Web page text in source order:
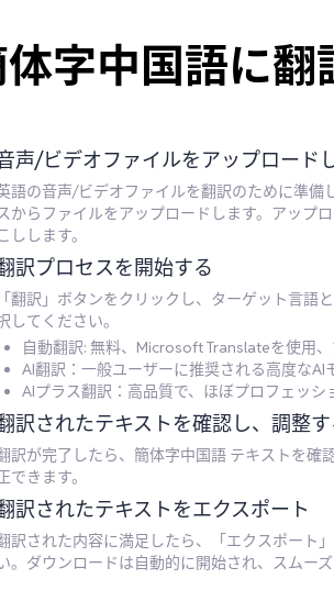
字中国語に翻
声/ビデオファイルをアップロード
語の音声/ビデオファイルを翻訳のために準
からファイルをアップロードします。アップ
しします。
訳プロセスを開始する
「翻訳」ボタンをクリックし、ターゲット言
してください。
自動翻訳: 無料、Microsoft Translateを使用
AI翻訳：一般ユーザーに推奨される高度な
AIプラス翻訳：高品質で、ほぼプロフェッ
訳されたテキストを確認し、調整
訳が完了したら、簡体字中国語 テキストを確
できます。
訳されたテキストをエクスポート
訳された内容に満足したら、「エクスポート
。ダウンロードは自動的に開始され、スムー